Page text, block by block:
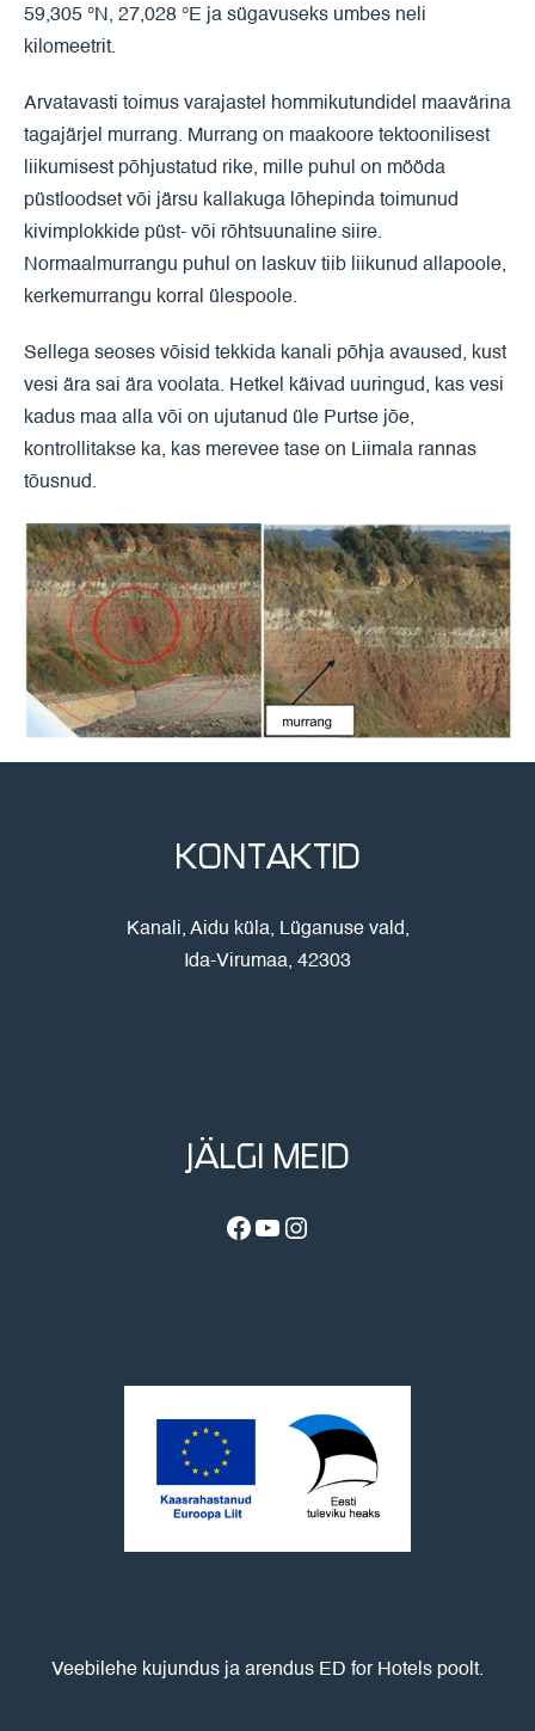
59,305 °N, 27,028 °E ja sügavuseks umbes neli
kilomeetrit.
Arvatavasti toimus varajastel hommikutundidel maavärina
tagajärjel murrang. Murrang on maakoore tektoonilisest
liikumisest põhjustatud rike, mille puhul on mööda
püstloodset või järsu kallakuga lõhepinda toimunud
kivimplokkide püst- või rõhtsuunaline siire.
Normaalmurrangu puhul on laskuv tiib liikunud allapoole,
kerkemurrangu korral ülespoole.
Sellega seoses võisid tekkida kanali põhja avaused, kust
vesi ära sai ära voolata. Hetkel käivad uuringud, kas vesi
kadus maa alla või on ujutanud üle Purtse jõe,
kontrollitakse ka, kas merevee tase on Liimala rannas
tõusnud.
KONTAKTID
Kanali, Aidu küla, Lüganuse vald,
Ida-Virumaa, 42303
JÄLGI MEID
Facebook
YouTube
Instagram
Veebilehe kujundus ja arendus ED for Hotels poolt.